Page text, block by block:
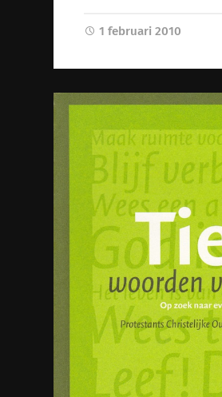
1 februari 2010